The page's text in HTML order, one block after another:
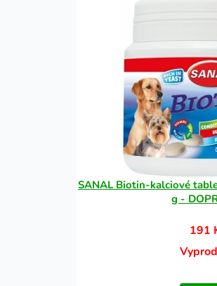
SANAL Biotin-kalciové
g -
191